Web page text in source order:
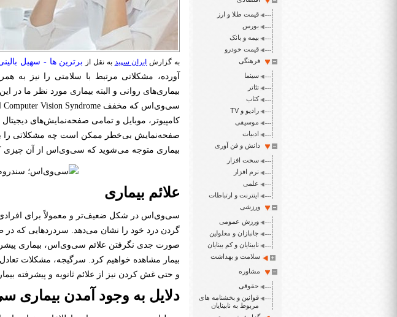
قیمت طلا و ارز
بورس
بیمه و بانک
قیمت خودرو
فرهنگی
سینما
تئاتر
کتاب
رادیو و TV
موسیقی
ادبیات
دانش و فن آوری
سخت افزار
نرم افزار
علمی
اینترنت و ارتباطات
ورزشی
ورزش عمومی
جانبازان و معلولین
نابینایان و کم بینایان
سلامت و بهداشت
مشاوره
حقوقی
قوانین و بخشنامه های
مربوط به نابینایان
به گزارش ایران سپید به نقل از برترین ها - سهیل
آورده، مشکلاتی مرتبط با سلامتی را نیز به
بیماری‌های روانی و البته بیماری مورد نظر ما
کامپیوتر، موبایل و تمامی صفحه‌نمایش‌های
صفحه‌نمایش بی‌خطر ممکن است چه مشکلاتی را
بیماری متوجه می‌شوید که سی‌وی‌اس از آن
علائم بیماری
سی‌وی‌اس در شکل ضعیف‌تر و معمولاً برای افرادی
گردن درد خود را نشان می‌دهد. سردرد‌هایی که در
صورت جدی نگرفتن علائم سی‌وی‌اس، بیماری
بیمار مشاهده خواهیم کرد. سرگیجه، مشکلات
و حتی غش کردن نیز از علائم ثانویه و پیشرفته
دلایل به وجود آمدن